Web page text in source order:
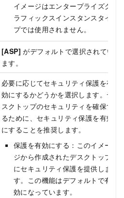
イメージはエンタープライズグ
ラフィックスインスタンスタイ
プでは使用されません。
[ASP] がデフォルトで選択されてい
ます。
必要に応じてセキュリティ保護を有
効にするかどうかを選択します。デ
スクトップのセキュリティを確保す
るために、セキュリティ保護を有効
にすることを推奨します。
保護を有効にする：このイメー
ジから作成されたデスクトップ
にセキュリティ保護を提供しま
す。この機能はデフォルトで有
効になっています。